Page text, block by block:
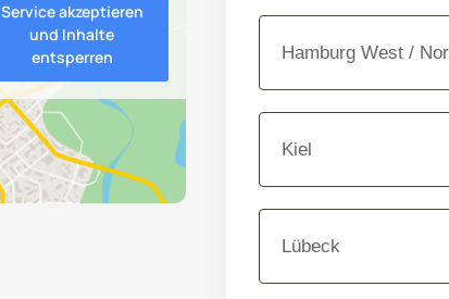
Service akzeptieren
und Inhalte
entsperren
Hamburg West /
Kiel
Lübeck